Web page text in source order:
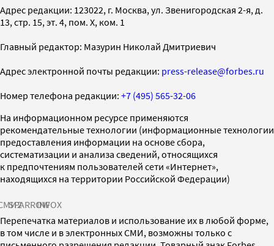
Адрес редакции: 123022, г. Москва, ул. Звенигородская 2-я, д.
13, стр. 15, эт. 4, пом. X, ком. 1
Главный редактор: Мазурин Николай Дмитриевич
Адрес электронной почты редакции: press-release@forbes.ru
Номер телефона редакции: +7 (495) 565-32-06
На информационном ресурсе применяются
рекомендательные технологии (информационные технологии
предоставления информации на основе сбора,
систематизации и анализа сведений, относящихся
к предпочтениям пользователей сети «Интернет»,
находящихся на территории Российской Федерации)
SPARROWINFOX
Перепечатка материалов и использование их в любой форме,
в том числе и в электронных СМИ, возможны только с